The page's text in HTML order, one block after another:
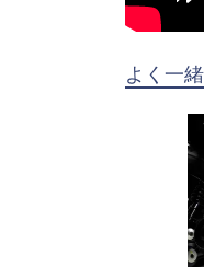
よく一